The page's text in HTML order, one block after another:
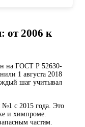
от 2006 к
на ГОСТ Р 52630-
1 августа 2018
шаг учитывал
№1 с 2015 года. Это
и химпроме.
частям.